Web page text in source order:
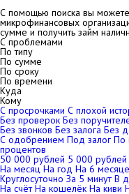
С помощью поиска вы
микрофинансовых
сумме и получить займ
С проблемами
По типу
По сумме
По сроку
По времени
Куда
Кому
С просрочками С плохой
Без проверок Без
Без звонков Без залога Без
С одобрением Под залог По
процентов
50 000 рублей 5 000 рублей
На месяц На год На 6
Круглосуточно За 5 минут В
На счёт На кошелёк На киви